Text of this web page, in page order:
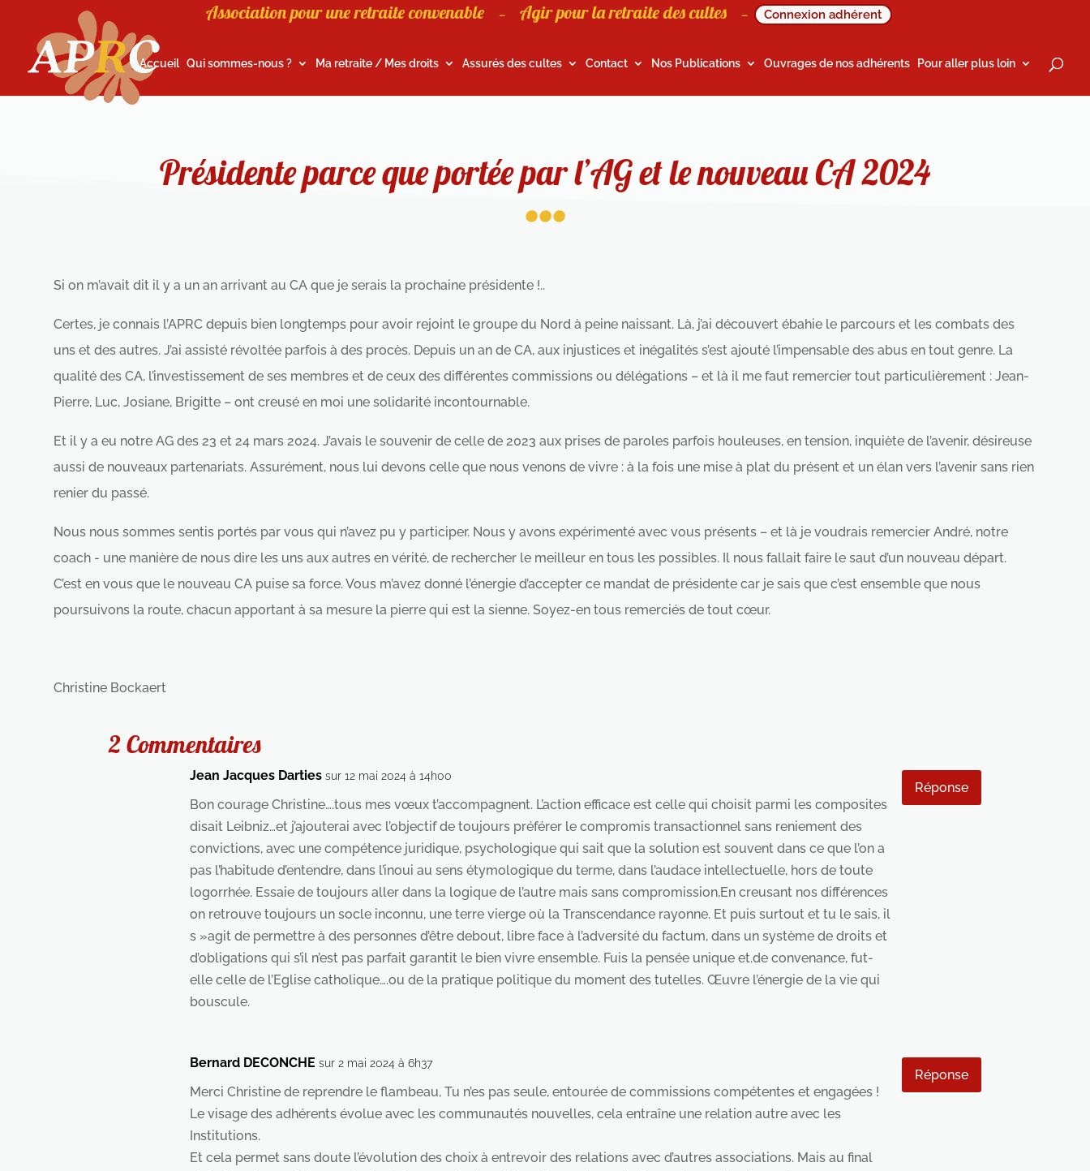
Association pour une retraite convenable – Agir pour la retraite des cultes – Connexion adhérent
Accueil Qui sommes-nous ? Ma retraite / Mes droits Assurés des cultes Contact Nos Publications Ouvrages de nos adhérents Pour aller plus loin
Présidente parce que portée par l’AG et le nouveau CA 2024
...
Si on m’avait dit il y a un an arrivant au CA que je serais la prochaine présidente !..
Certes, je connais l’APRC depuis bien longtemps pour avoir rejoint le groupe du Nord à peine naissant. Là, j’ai découvert ébahie le parcours et les combats des
uns et des autres. J’ai assisté révoltée parfois à des procès. Depuis un an de CA, aux injustices et inégalités s’est ajouté l’impensable des abus en tout genre. La
qualité des CA, l’investissement de ses membres et de ceux des différentes commissions ou délégations – et là il me faut remercier tout particulièrement : Jean-
Pierre, Luc, Josiane, Brigitte – ont creusé en moi une solidarité incontournable.
Et il y a eu notre AG des 23 et 24 mars 2024. J’avais le souvenir de celle de 2023 aux prises de paroles parfois houleuses, en tension, inquiète de l’avenir, désireuse
aussi de nouveaux partenariats. Assurément, nous lui devons celle que nous venons de vivre : à la fois une mise à plat du présent et un élan vers l’avenir sans rien
renier du passé.
Nous nous sommes sentis portés par vous qui n’avez pu y participer. Nous y avons expérimenté avec vous présents – et là je voudrais remercier André, notre
coach - une manière de nous dire les uns aux autres en vérité, de rechercher le meilleur en tous les possibles. Il nous fallait faire le saut d’un nouveau départ.
C’est en vous que le nouveau CA puise sa force. Vous m’avez donné l’énergie d’accepter ce mandat de présidente car je sais que c’est ensemble que nous
poursuivons la route, chacun apportant à sa mesure la pierre qui est la sienne. Soyez-en tous remerciés de tout cœur.
Christine Bockaert
2 Commentaires
Jean Jacques Darties sur 12 mai 2024 à 14h00
Bon courage Christine….tous mes vœux t’accompagnent. L’action efficace est celle qui choisit parmi les composites
disait Leibniz…et j’ajouterai avec l’objectif de toujours préférer le compromis transactionnel sans reniement des
convictions, avec une compétence juridique, psychologique qui sait que la solution est souvent dans ce que l’on a
pas l’habitude d’entendre, dans l’inoui au sens étymologique du terme, dans l’audace intellectuelle, hors de toute
logorrhée. Essaie de toujours aller dans la logique de l’autre mais sans compromission,En creusant nos différences
on retrouve toujours un socle inconnu, une terre vierge où la Transcendance rayonne. Et puis surtout et tu le sais, il
s »agit de permettre à des personnes d’être debout, libre face à l’adversité du factum, dans un système de droits et
d’obligations qui s’il n’est pas parfait garantit le bien vivre ensemble. Fuis la pensée unique et.de convenance, fut-
elle celle de l’Eglise catholique….ou de la pratique politique du moment des tutelles. Œuvre l’énergie de la vie qui
bouscule.
Réponse
Bernard DECONCHE sur 2 mai 2024 à 6h37
Merci Christine de reprendre le flambeau, Tu n’es pas seule, entourée de commissions compétentes et engagées !
Le visage des adhérents évolue avec les communautés nouvelles, cela entraîne une relation autre avec les
Institutions.
Et cela permet sans doute l’évolution des choix à entrevoir des relations avec d’autres associations. Mais au final
Réponse